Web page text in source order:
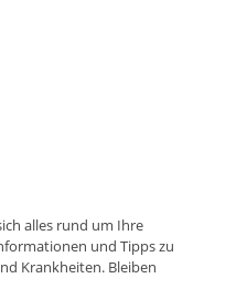
alles rund um Ihre
und Tipps zu
Krankheiten. Bleiben